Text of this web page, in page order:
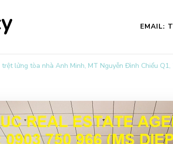
EMAIL:
lửng tòa nhà Anh Minh, MT Nguyễn Đình Chiểu